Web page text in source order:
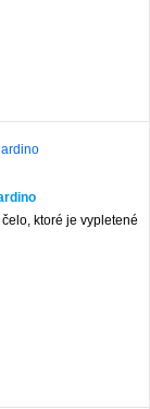
ktoré je vypletené